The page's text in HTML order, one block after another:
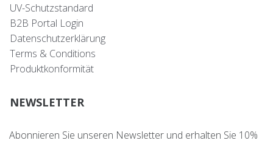
UV-Schutzstandard
B2B Portal Login
Datenschutzerklärung
Terms & Conditions
Produktkonformität
NEWSLETTER
Abonnieren Sie unseren Newsletter und erhalten Sie 10%